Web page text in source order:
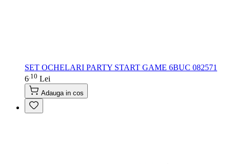
SET OCHELARI PARTY START GAME 6BUC 082571
6 10 Lei
Adauga in cos